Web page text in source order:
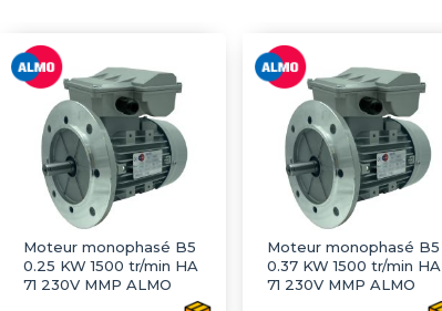
Moteur monophasé B5
0.25 KW 1500 tr/min HA
71 230V MMP ALMO
Moteur monophasé B5
0.37 KW 1500 tr/min HA
71 230V MMP ALMO